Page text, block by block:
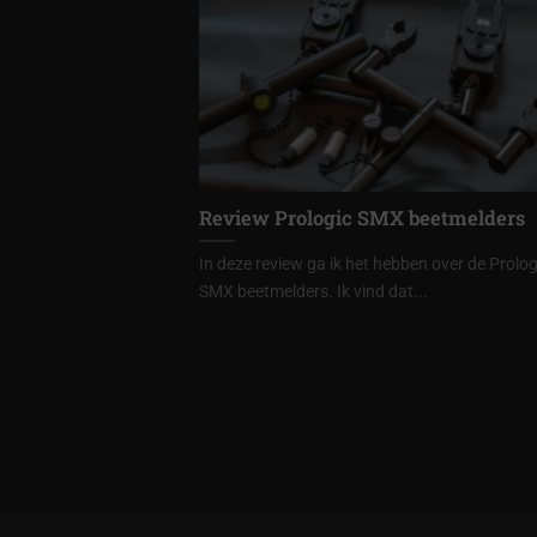
Review Prologic SMX beetmelders
In deze review ga ik het hebben over de
SMX beetmelders. Ik vind dat...